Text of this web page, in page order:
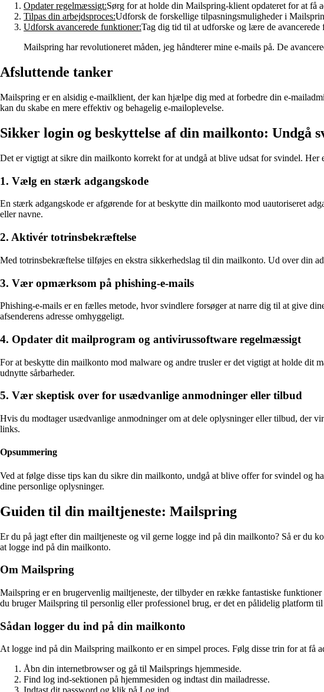
Opdater regelmæssigt:Sørg for at holde din Mailspring-klient opdateret for at få
Tilpas din arbejdsproces:Udforsk de forskellige tilpasningsmuligheder i
Udforsk avancerede funktioner:Tag dig tid til at udforske og lære de
Mailspring har revolutioneret måden, jeg håndterer mine e-mails på. De
Afsluttende tanker
Mailspring er en alsidig e-mailklient, der kan hjælpe dig med at forbedre din e-
kan du skabe en mere effektiv og behagelig e-mailoplevelse.
Sikker login og beskyttelse af din mailkonto: Undgå
Det er vigtigt at sikre din mailkonto korrekt for at undgå at blive udsat for svindel.
1. Vælg en stærk adgangskode
En stærk adgangskode er afgørende for at beskytte din mailkonto mod uautoriseret
eller navne.
2. Aktivér totrinsbekræftelse
Med totrinsbekræftelse tilføjes en ekstra sikkerhedslag til din mailkonto. Ud over din
3. Vær opmærksom på phishing-e-mails
Phishing-e-mails er en fælles metode, hvor svindlere forsøger at narre dig til at give
afsenderens adresse omhyggeligt.
4. Opdater dit mailprogram og antivirussoftware regelmæssigt
For at beskytte din mailkonto mod malware og andre trusler er det vigtigt at holde dit
udnytte sårbarheder.
5. Vær skeptisk over for usædvanlige anmodninger eller tilbud
Hvis du modtager usædvanlige anmodninger om at dele oplysninger eller tilbud, der
links.
Opsummering
Ved at følge disse tips kan du sikre din mailkonto, undgå at blive offer for svindel og
dine personlige oplysninger.
Guiden til din mailtjeneste: Mailspring
Er du på jagt efter din mailtjeneste og vil gerne logge ind på din mailkonto? Så er
at logge ind på din mailkonto.
Om Mailspring
Mailspring er en brugervenlig mailtjeneste, der tilbyder en række fantastiske
du bruger Mailspring til personlig eller professionel brug, er det en pålidelig platform
Sådan logger du ind på din mailkonto
At logge ind på din Mailspring mailkonto er en simpel proces. Følg disse trin for at få
Åbn din internetbrowser og gå til Mailsprings hjemmeside.
Find log ind-sektionen på hjemmesiden og indtast din mailadresse.